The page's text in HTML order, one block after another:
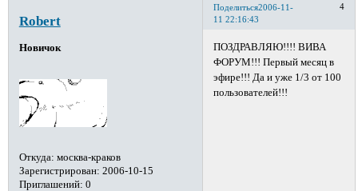
Поделиться 4
2006-11-
11 22:16:43
Robert
Новичок
Откуда: москва-краков
Зарегистрирован: 2006-10-15
Приглашений: 0
ПОЗДРАВЛЯЮ!!!! ВИВА
ФОРУМ!!! Первый месяц в
эфире!!! Да и уже 1/3 от 100
пользователей!!!